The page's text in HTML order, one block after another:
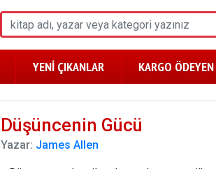
YENİ ÇIKANLAR KARGO
Düşüncenin Gücü
Yazar: James Allen